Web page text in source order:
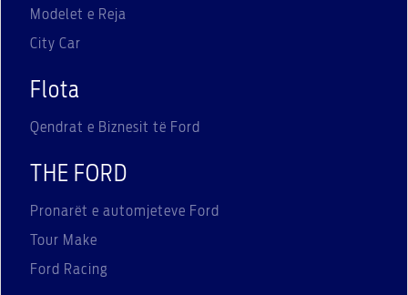
Modelet e Reja
City Car
Flota
Qendrat e Biznesit të Ford
THE FORD
Pronarët e automjeteve Ford
Tour Make
Ford Racing